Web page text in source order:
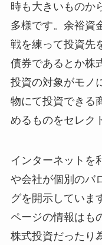
時も大きいものか
多様です。余裕資
戦を練って投資先
債券であるとか株
投資の対象がモノ
物にて投資できる
めるものをセレク
インターネットを
や会社が個別のバ
グを開示していま
ページの情報はも
株式投資だったり